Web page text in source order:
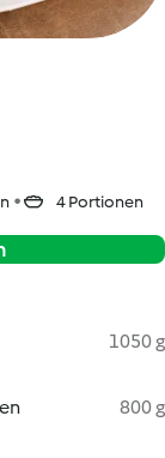
4 Portionen
1050 g
800 g